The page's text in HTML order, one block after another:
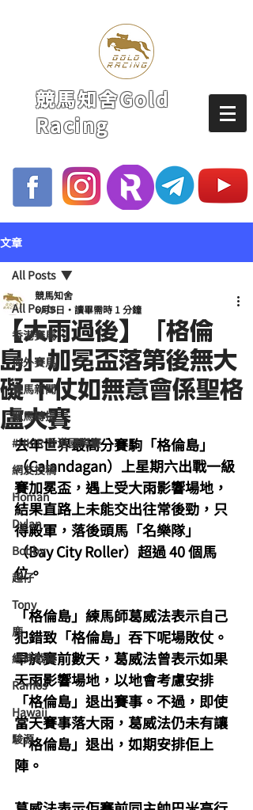
競馬知舍Gold
Racing
文章
All Posts
香港賽馬
海外賽馬
賽馬新聞
競馬磚提
#HKIR 香港國際賽
網友投稿
Homan
Dylan
Bobby
超仔
Tony
鹿
經典戰線
Ramos
Hawaii
駿源
All Posts
【大雨過後】「格倫
島」加冕盃落第後無大
礙 下仗如無意會係聖格
盧大賽
競馬知舍
6月9日
讀畢需時 1 分鐘
去年世界最高分賽駒「格倫島」
（Calandagan）上星期六出戰一級
賽加冕盃，遇上受大雨影響場地，
結果直路上未能交出往常後勁，只
得殿軍，落後頭馬「名樂隊」
（Bay City Roller）超過 40 個馬
位。
「格倫島」練馬師葛威法表示自己
犯錯致「格倫島」吞下呢場敗仗。
早於賽前數天，葛威法曾表示如果
天雨影響場地，以地會考慮安排
「格倫島」退出賽事。不過，即使
當天賽事落大雨，葛威法仍未有讓
「格倫島」退出，如期安排佢上
陣。